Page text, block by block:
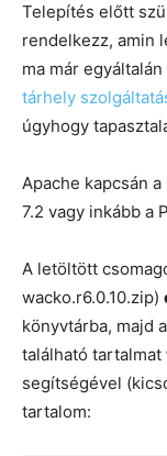
Telepítés előtt
rendelkezz, amin
ma már
tárhely
úgyhogy
Apache kapcsán
7.2 vagy inkább a
A letöltött
wacko.r6.0.10.zip)
könyvtárba, majd
található tartalmat
segítségével
tartalom: